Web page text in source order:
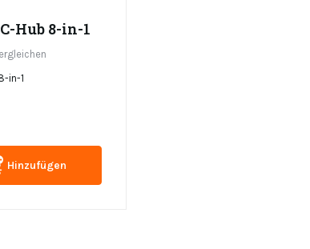
Hub 8-in-1
in-1
Hinzufügen